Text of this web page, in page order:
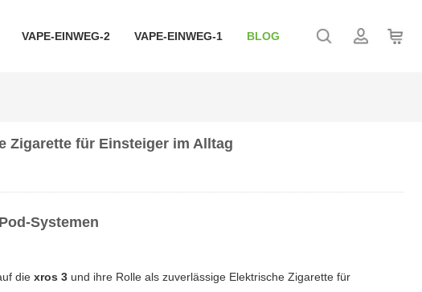
VAPE-EINWEG-2 VAPE-EINWEG-1 BLOG
Zigarette für Einsteiger im Alltag
Systemen
diexros 3 und ihre Rolle als zuverlässige Elektrische Zigarette für